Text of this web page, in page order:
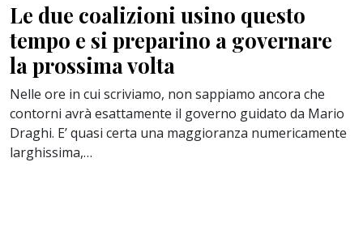
Le due coalizioni usino questo
tempo e si preparino a governare
la prossima volta
Nelle ore in cui scriviamo, non sappiamo ancora che
contorni avrà esattamente il governo guidato da Mario
Draghi. E’ quasi certa una maggioranza numericamente
larghissima,…